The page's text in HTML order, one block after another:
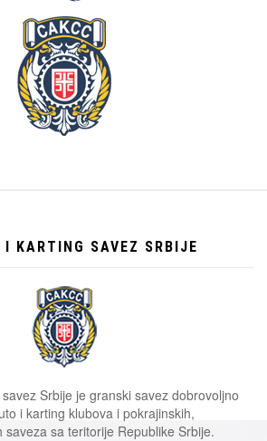
KARTING SAVEZ SRBIJE
Srbije je granski savez dobrovoljno
i karting klubova i pokrajinskih,
saveza sa teritorije Republike Srbije.